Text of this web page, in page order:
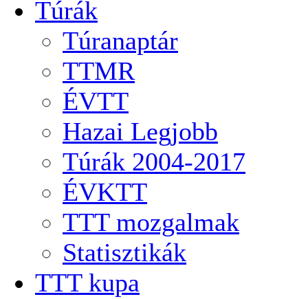
Túrák
Túranaptár
TTMR
ÉVTT
Hazai Legjobb
Túrák 2004-2017
ÉVKTT
TTT mozgalmak
Statisztikák
TTT kupa